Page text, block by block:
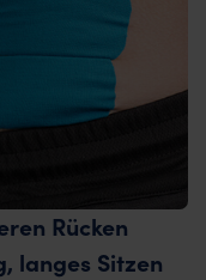
Rücken
langes Sitzen